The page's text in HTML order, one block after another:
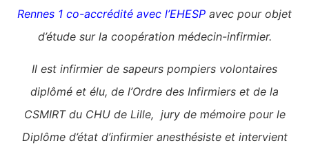
Rennes 1 co-accrédité avec l’EHESP avec pour objet
d’étude sur la coopération médecin-infirmier.
Il est infirmier de sapeurs pompiers volontaires
diplômé et élu, de l’Ordre des Infirmiers et de la
CSMIRT du CHU de Lille, jury de mémoire pour le
Diplôme d’état d’infirmier anesthésiste et intervient